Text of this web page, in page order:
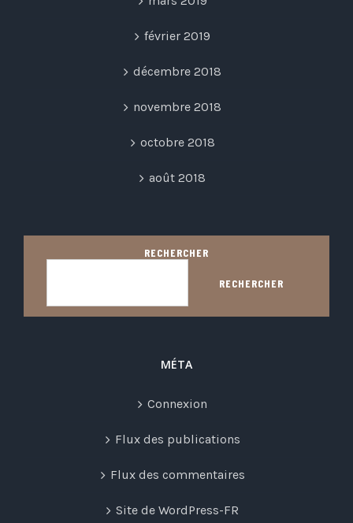
février 2019
décembre 2018
novembre 2018
octobre 2018
août 2018
RECHERCHER
RECHERCHER
MÉTA
Connexion
Flux des publications
Flux des commentaires
Site de WordPress-FR